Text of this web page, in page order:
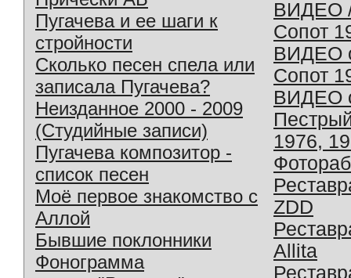
Пугачева и ее шаги к
стройности
Сколько песен спела или
записала Пугачева?
Неизданное 2000 - 2009
(Студийные записи)
Пугачева композитор -
список песен
Моё первое знакомство с
Аллой
Бывшие поклонники
Фонограмма
ВИДЕО
Сопот
ВИДЕО
Сопот
ВИДЕО
1976,
ZDD
Allita